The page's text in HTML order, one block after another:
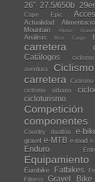
26" 27.5/650b 29er
Cape Epic
Actualidad
Mountain
Alpine
Análisis Bicis Cargo
carretera
Catálogos
aventura
carretera
Ciclismo
ciclismo urbano
cicloturismo
Competición
componentes
Country duatlón e-
gravel e-MTB e-road
Enduro
Equipamiento
Eurobike Fatbikes
Fitness
Gravel Bike